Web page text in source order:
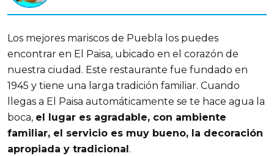
Los mejores mariscos de Puebla los puedes
encontrar en El Paisa, ubicado en el corazón de
nuestra ciudad. Este restaurante fue fundado en
1945 y tiene una larga tradición familiar. Cuando
llegas a El Paisa automáticamente se te hace agua la
boca, el lugar es agradable, con ambiente
familiar, el servicio es muy bueno, la decoración
apropiada y tradicional .